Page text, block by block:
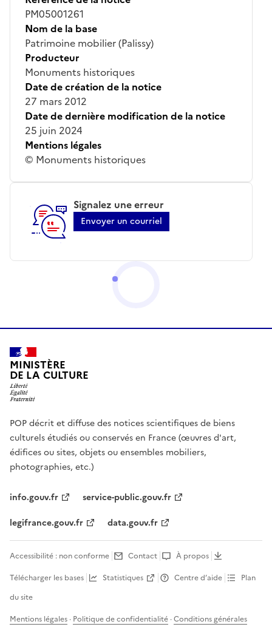
PM05001261
Nom de la base
Patrimoine mobilier (Palissy)
Producteur
Monuments historiques
Date de création de la notice
27 mars 2012
Date de dernière modification de la notice
25 juin 2024
Mentions légales
© Monuments historiques
Signalez une erreur
Envoyer un courriel
MINISTÈRE
DE LA CULTURE
POP décrit et diffuse des notices scientifiques de biens
culturels étudiés ou conservés en France (œuvres d'art,
édifices ou sites, objets ou ensembles mobiliers,
photographies, etc.)
info.gouv.fr
service-public.gouv.fr
legifrance.gouv.fr
data.gouv.fr
Accessibilité : non conforme Contact
À propos
Télécharger les bases
Statistiques Centre d’aide
Plan
du site
Mentions légales · Politique de confidentialité ·Conditions générales